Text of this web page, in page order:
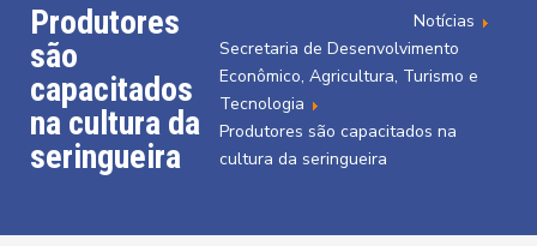
Produtores
são
capacitados
na cultura da
seringueira
Notícias
Secretaria de Desenvolvimento
Econômico, Agricultura, Turismo e
Tecnologia
Produtores são capacitados na
cultura da seringueira